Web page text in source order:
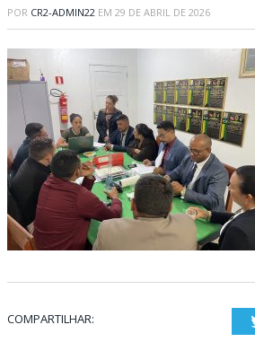
POR CR2-ADMIN22 EM 29 DE ABRIL DE 2026
COMPARTILHAR: